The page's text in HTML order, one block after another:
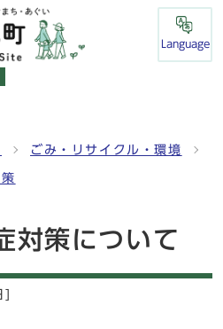
Language
ごみ・リサイクル・環境
対策について
]